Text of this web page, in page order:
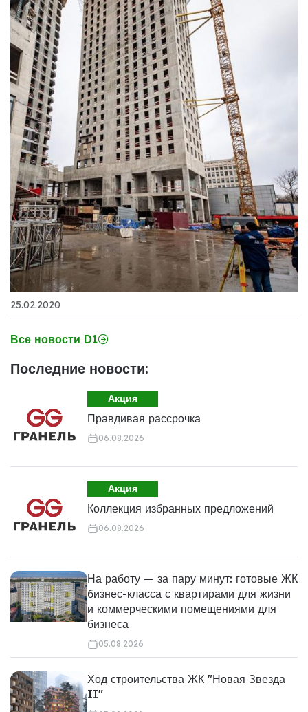
25.02.2020
Все новости D1
Последние новости:
Акция
Правдивая рассрочка
06.08.2026
Акция
Коллекция избранных предложений
06.08.2026
На работу — за пару минут: готовые ЖК
бизнес-класса с квартирами для жизни
и коммерческими помещениями для
бизнеса
05.08.2026
Ход строительства ЖК "Новая Звезда
II"